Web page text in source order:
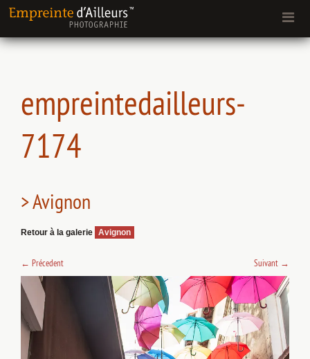
empreintedailleurs-
7174
> Avignon
Retour à la galerie Avignon
← Précedent Suivant →